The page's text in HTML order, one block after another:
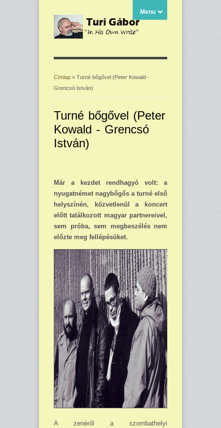
Menu
Jelenlegi hely
Címlap » Turné bőgővel (Peter Kowald -
Grencsó István)
Turné bőgővel (Peter
Kowald - Grencsó
István)
Már a kezdet rendhagyó volt: a
nyugatnémet nagybőgős a turné első
helyszínén, köz­vetlenül a koncert
előtt találkozott magyar partnereivel,
sem próba, sem megbeszélés nem
előzte meg fellépésüket.
A zenéről a szombathelyi